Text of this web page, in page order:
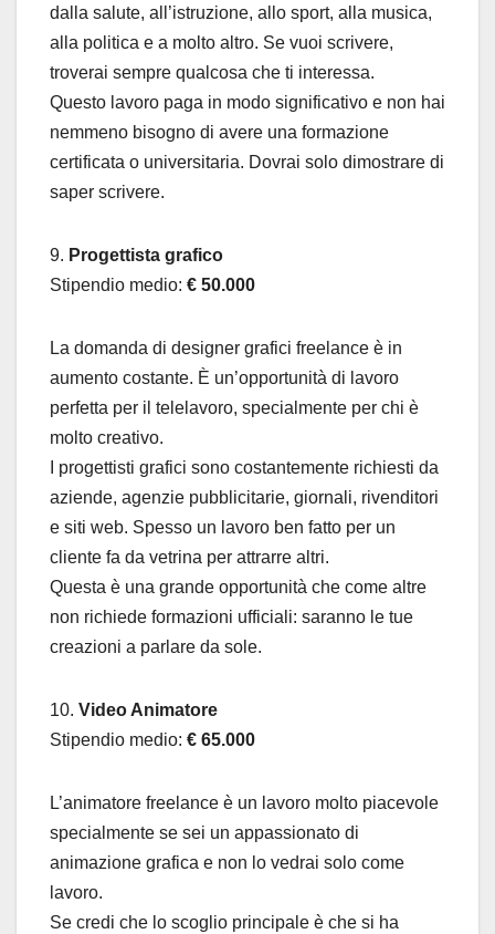
dalla salute, all’istruzione, allo sport, alla musica,
alla politica e a molto altro. Se vuoi scrivere,
troverai sempre qualcosa che ti interessa.
Questo lavoro paga in modo significativo e non hai
nemmeno bisogno di avere una formazione
certificata o universitaria. Dovrai solo dimostrare di
saper scrivere.
9. Progettista grafico
Stipendio medio: € 50.000
La domanda di designer grafici freelance è in
aumento costante. È un’opportunità di lavoro
perfetta per il telelavoro, specialmente per chi è
molto creativo.
I progettisti grafici sono costantemente richiesti da
aziende, agenzie pubblicitarie, giornali, rivenditori
e siti web. Spesso un lavoro ben fatto per un
cliente fa da vetrina per attrarre altri.
Questa è una grande opportunità che come altre
non richiede formazioni ufficiali: saranno le tue
creazioni a parlare da sole.
10. Video Animatore
Stipendio medio: € 65.000
L’animatore freelance è un lavoro molto piacevole
specialmente se sei un appassionato di
animazione grafica e non lo vedrai solo come
lavoro.
Se credi che lo scoglio principale è che si ha